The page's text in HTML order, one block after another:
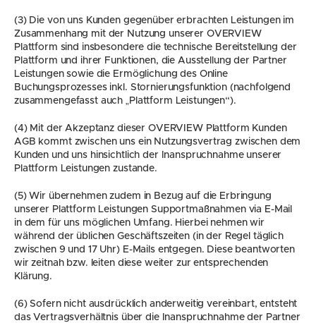
(3) Die von uns Kunden gegenüber erbrachten Leistungen im
Zusammenhang mit der Nutzung unserer OVERVIEW
Plattform sind insbesondere die technische Bereitstellung der
Plattform und ihrer Funktionen, die Ausstellung der Partner
Leistungen sowie die Ermöglichung des Online
Buchungsprozesses inkl. Stornierungsfunktion (nachfolgend
zusammengefasst auch „Plattform Leistungen“).
(4) Mit der Akzeptanz dieser OVERVIEW Plattform Kunden
AGB kommt zwischen uns ein Nutzungsvertrag zwischen dem
Kunden und uns hinsichtlich der Inanspruchnahme unserer
Plattform Leistungen zustande.
(5) Wir übernehmen zudem in Bezug auf die Erbringung
unserer Plattform Leistungen Supportmaßnahmen via E-Mail
in dem für uns möglichen Umfang. Hierbei nehmen wir
während der üblichen Geschäftszeiten (in der Regel täglich
zwischen 9 und 17 Uhr) E-Mails entgegen. Diese beantworten
wir zeitnah bzw. leiten diese weiter zur entsprechenden
Klärung.
(6) Sofern nicht ausdrücklich anderweitig vereinbart, entsteht
das Vertragsverhältnis über die Inanspruchnahme der Partner